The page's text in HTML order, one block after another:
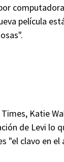
película
Katie
de Levi lo
"el clavo en